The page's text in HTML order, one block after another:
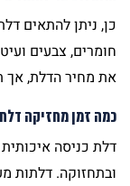
כן, ניתן להתאים
חומרים, צבעים
את מחיר הדלת, אך
כמה זמן מחזיקה
דלת כניסה
ובתחזוקה. דלתות